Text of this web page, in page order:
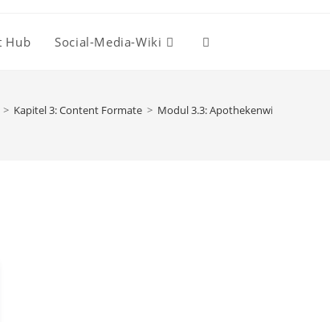
Hub Social-Media-Wiki Website-
> Kapitel 3: Content Formate > Modul 3.3: Apothekenwissen